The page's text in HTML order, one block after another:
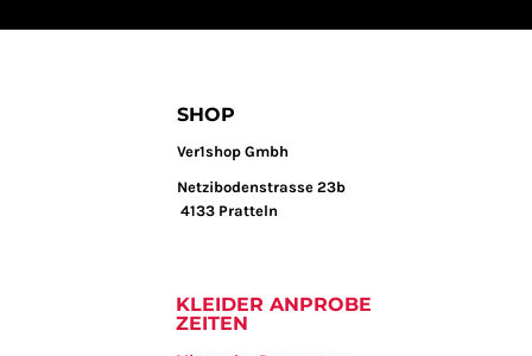
SHOP
Ver1shop Gmbh
Netzibodenstrasse 23b
4133 Pratteln
KLEIDER ANPROBE
ZEITEN